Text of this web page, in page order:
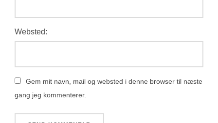
Websted:
Gem mit navn, mail og websted i denne browser til næste
gang jeg kommenterer.